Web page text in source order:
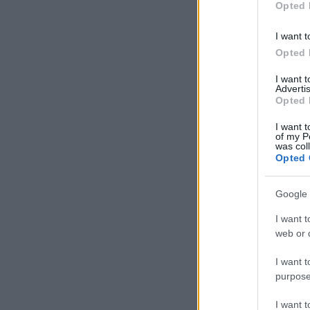
Opted
I want
Opted
I want
Opted
I want
of my
was
Opted
Google
I want
web or
I want
I want